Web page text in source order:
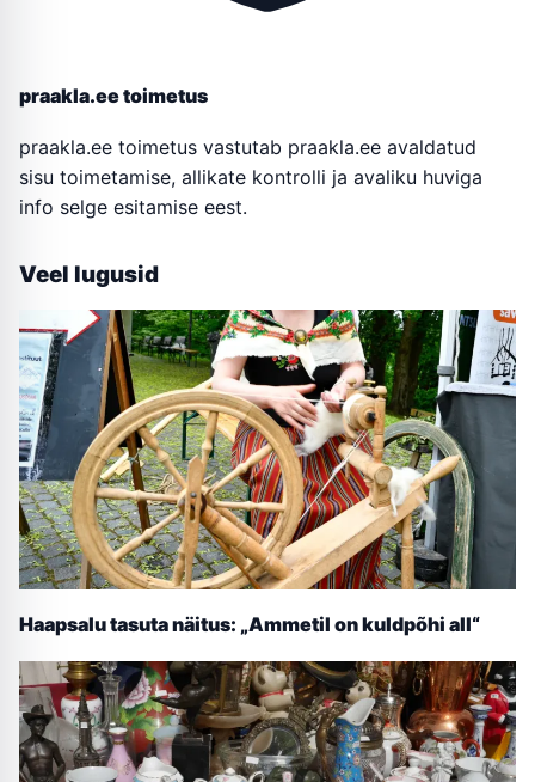
praakla.ee toimetus
praakla.ee toimetus vastutab praakla.ee avaldatud
sisu toimetamise, allikate kontrolli ja avaliku huviga
info selge esitamise eest.
Veel lugusid
Haapsalu tasuta näitus: „Ammetil on kuldpõhi all“